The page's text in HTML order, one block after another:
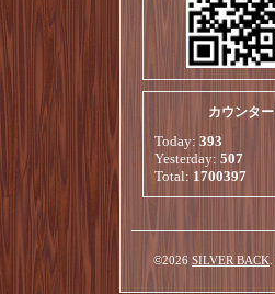
カウンター
Today: 393
Yesterday: 507
Total: 1700397
©2026 SILVER BACK